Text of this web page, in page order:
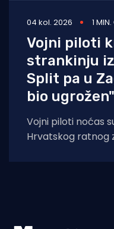
04 kol. 2026 1
Vojni piloti
strankinju
Split pa u
bio ugrožen"
Vojni piloti noćas
Hrvatskog ratnog